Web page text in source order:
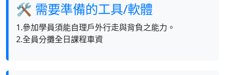
🛠 需要準備的工具/軟體
1.參加學員須能自理戶外行走與背負之能力。
2.全員分攤全日課程車資